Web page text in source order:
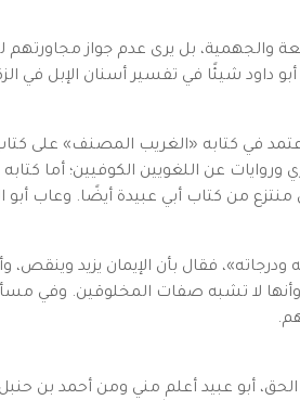
والجهمية، بل يرى عدم جواز
داود شيئًا في تفسير أسنان الإبل في
في كتابه «الغريب المصنف» على
عن اللغويين الكوفيين؛ أما
من كتاب أبي عبيدة أيضًا. وعاب أبو
فقال بأن الإيمان يزيد وينقص،
وأنها لا تشبه صفات المخلوقين. وفي
أبو عبيد أعلم مني ومن أحمد بن